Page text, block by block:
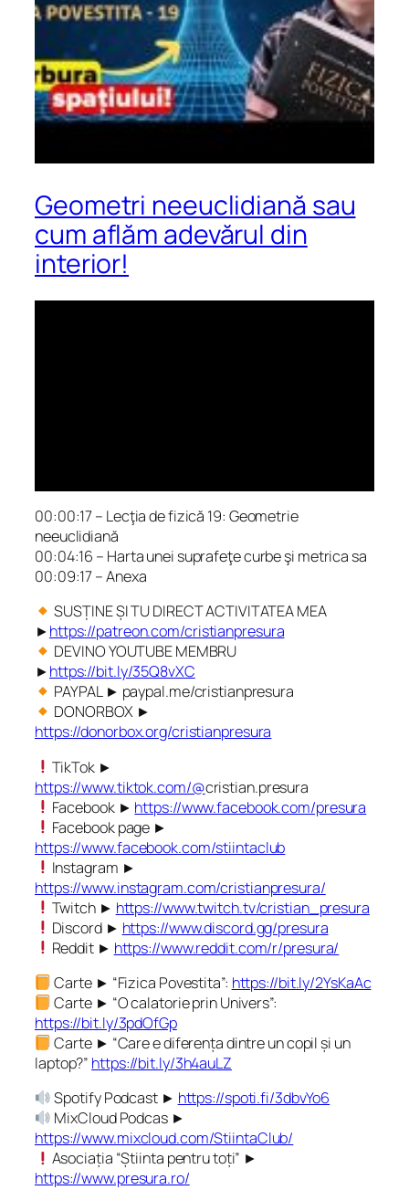
Geometri neeuclidiană sau
cum aflăm adevărul din
interior!
00:00:17 – Lecţia de fizică 19: Geometrie
neeuclidiană
00:04:16 – Harta unei suprafeţe curbe şi metrica sa
00:09:17 – Anexa
SUSȚINE ȘI TU DIRECT ACTIVITATEA MEA
►https://patreon.com/cristianpresura
DEVINO YOUTUBE MEMBRU
►https://bit.ly/35Q8vXC
PAYPAL ► paypal.me/cristianpresura
DONORBOX ►
https://donorbox.org/cristianpresura
TikTok ►
https://www.tiktok.com/@cristian.presura
Facebook ► https://www.facebook.com/presura
Facebook page ►
https://www.facebook.com/stiintaclub
Instagram ►
https://www.instagram.com/cristianpresura/
Twitch ► https://www.twitch.tv/cristian_presura
Discord ► https://www.discord.gg/presura
Reddit ► https://www.reddit.com/r/presura/
Carte ► “Fizica Povestita”: https://bit.ly/2YsKaAc
Carte ► “O calatorie prin Univers”:
https://bit.ly/3pdOfGp
Carte ► “Care e diferența dintre un copil și un
laptop?” https://bit.ly/3h4auLZ
Spotify Podcast ► https://spoti.fi/3dbvYo6
MixCloud Podcas ►
https://www.mixcloud.com/StiintaClub/
Asociația “Știinta pentru toți” ►
https://www.presura.ro/